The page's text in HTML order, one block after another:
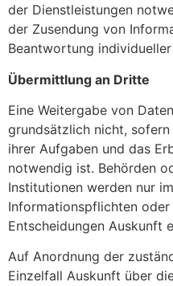
der Dienstleistungen
der Zusendung von
Beantwortung individueller
Übermittlung an Dritte
Eine Weitergabe von
grundsätzlich nicht,
ihrer Aufgaben und das
notwendig ist. Behörden
Institutionen werden nur
Informationspflichten
Entscheidungen Auskunft
Auf Anordnung der
Einzelfall Auskunft über